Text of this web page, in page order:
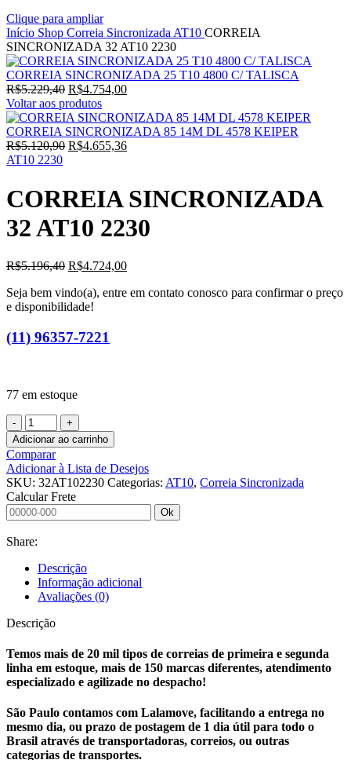
Clique para ampliar
Início Shop Correia SincronizadaAT10 CORREIA
SINCRONIZADA 32 AT10 2230
CORREIA SINCRONIZADA 25 T10 4800 C/ TALISCA
R$5.229,40 O
preço
original
era:
R$5.229,40.
R$4.754,00O
atual
é:
R$4.754,00.
Voltar aos produtos
CORREIA SINCRONIZADA 85 14M DL 4578 KEIPER
R$5.120,90 O
era:
R$5.120,90.
R$4.655,36O
é:
R$4.655,36.
AT10 2230
CORREIA SINCRONIZADA
32 AT10 2230
R$5.196,40 O
original
era:
R$4.724,00O
atual
Seja bem vindo(a), entre em contato conosco para confirmar o preço
e disponibilidade!
(11) 96357-7221
77 em estoque
CORREIA
SINCRONIZADA
32
AT10
2230
quantidade
Adicionar ao carrinho
Comparar
Adicionar à Lista de Desejos
SKU: 32AT102230 Categorias: AT10, Correia Sincronizada
Calcular Frete
Ok
Share:
Descrição
Informação adicional
Avaliações (0)
Descrição
Temos mais de 20 mil tipos de correias de primeira e segunda
linha em estoque, mais de 150 marcas diferentes, atendimento
especializado e agilizade no despacho!
São Paulo contamos com Lalamove, facilitando a entrega no
mesmo dia, ou prazo de postagem de 1 dia útil para todo o
Brasil através de transportadoras, correios, ou outras
categorias de transportes.